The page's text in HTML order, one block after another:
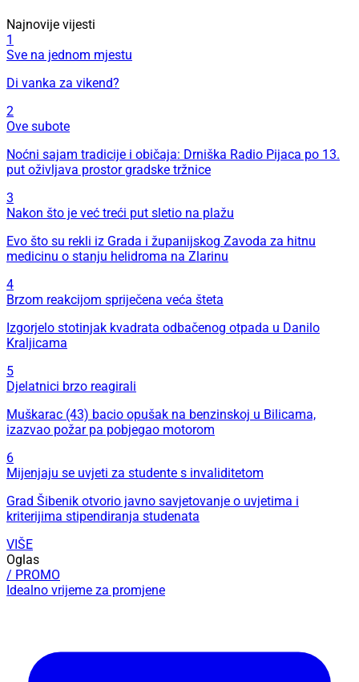
Najnovije vijesti
1
Sve na jednom mjestu
Di vanka za vikend?
2
Ove subote
Noćni sajam tradicije i običaja: Drniška Radio Pijaca po 13.
put oživljava prostor gradske tržnice
3
Nakon što je već treći put sletio na plažu
Evo što su rekli iz Grada i županijskog Zavoda za hitnu
medicinu o stanju helidroma na Zlarinu
4
Brzom reakcijom spriječena veća šteta
Izgorjelo stotinjak kvadrata odbačenog otpada u Danilo
Kraljicama
5
Djelatnici brzo reagirali
Muškarac (43) bacio opušak na benzinskoj u Bilicama,
izazvao požar pa pobjegao motorom
6
Mijenjaju se uvjeti za studente s invaliditetom
Grad Šibenik otvorio javno savjetovanje o uvjetima i
kriterijima stipendiranja studenata
VIŠE
Oglas
/ PROMO
Idealno vrijeme za promjene